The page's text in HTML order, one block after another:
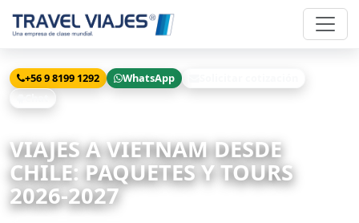
+56 9 8199 1292 WhatsApp
VIAJES A VIETNAM DESDE
CHILE: PAQUETES Y TOURS
2026-2027